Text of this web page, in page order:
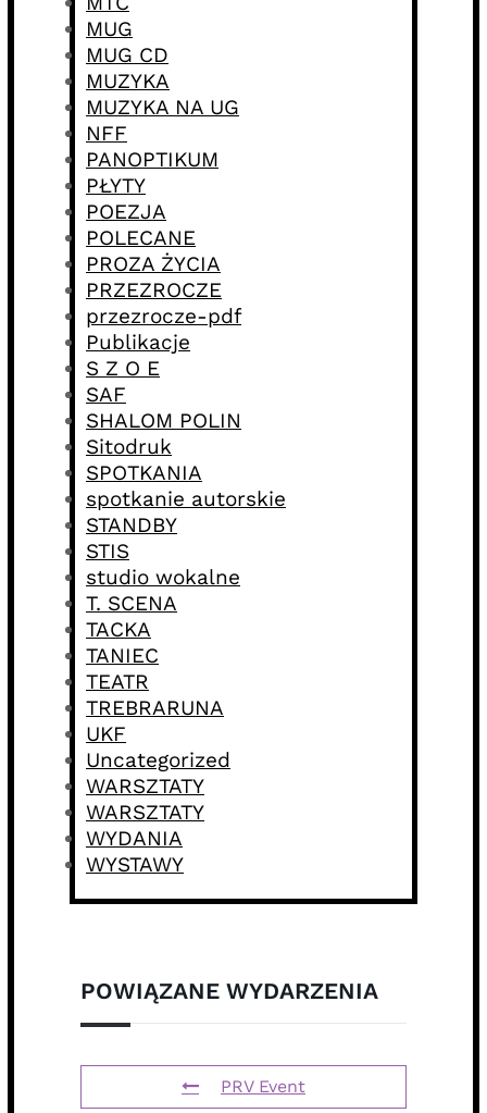
MUG
MUG CD
MUZYKA
MUZYKA NA UG
NFF
PANOPTIKUM
PŁYTY
POEZJA
POLECANE
PROZA ŻYCIA
PRZEZROCZE
przezrocze-pdf
Publikacje
S Z O E
SAF
SHALOM POLIN
Sitodruk
SPOTKANIA
spotkanie autorskie
STANDBY
STIS
studio wokalne
T. SCENA
TACKA
TANIEC
TEATR
TREBRARUNA
UKF
Uncategorized
WARSZTATY
WARSZTATY
WYDANIA
WYSTAWY
POWIĄZANE WYDARZENIA
PRV Event